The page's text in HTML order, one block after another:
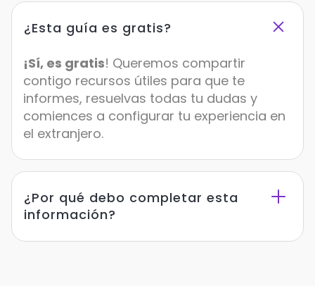
¿Esta guía es gratis?
¡Sí, es gratis! Queremos compartir
contigo recursos útiles para que te
informes, resuelvas todas tu dudas y
comiences a configurar tu experiencia en
el extranjero.
¿Por qué debo completar esta
información?